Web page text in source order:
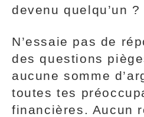
devenu quelqu’un ?
N’essaie pas de
des questions
aucune somme
toutes tes
financières. Aucun